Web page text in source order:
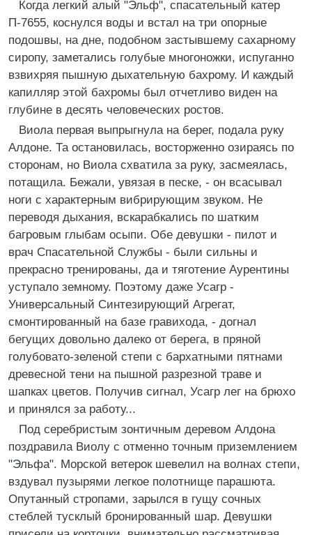
Когда легкий алый "Эльф", спасательный катер
П-7655, коснулся воды и встал на три опорные
подошвы, на дне, подобном застывшему сахарному
сиропу, заметались голубые многоножки, испуганно
взвихряя пышную дыхательную бахрому. И каждый
капилляр этой бахромы был отчетливо виден на
глубине в десять человеческих ростов.
Виола первая выпрыгнула на берег, подала руку
Алдоне. Та остановилась, восторженно озираясь по
сторонам, но Виола схватила за руку, засмеялась,
потащила. Бежали, увязая в песке, - он всасывал
ноги с характерным вибрирующим звуком. Не
переводя дыхания, вскарабкались по шатким
багровым глыбам осыпи. Обе девушки - пилот и
врач Спасательной Службы - были сильны и
прекрасно тренированы, да и тяготение Аурентины
уступало земному. Поэтому даже Усагр -
Универсальный Синтезирующий Агрегат,
смонтированный на базе гравихода, - догнал
бегущих довольно далеко от берега, в пряной
голубовато-зеленой степи с бархатными пятнами
древесной тени на пышной разрезной траве и
шапках цветов. Получив сигнал, Усагр лег на брюхо
и принялся за работу...
Под серебристым зонтичным деревом Алдона
поздравила Виолу с отменно точным приземлением
"Эльфа". Морской ветерок шевелил на волнах степи,
вздувал пузырями легкое полотнище парашюта.
Опутанный стропами, зарылся в гущу сочных
стеблей тусклый бронированный шар. Девушки